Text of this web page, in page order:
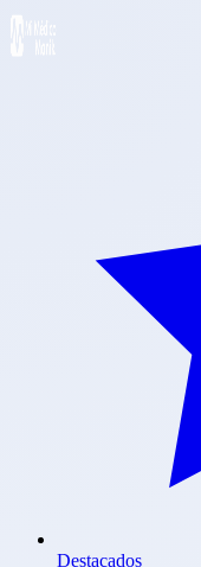
Destacados